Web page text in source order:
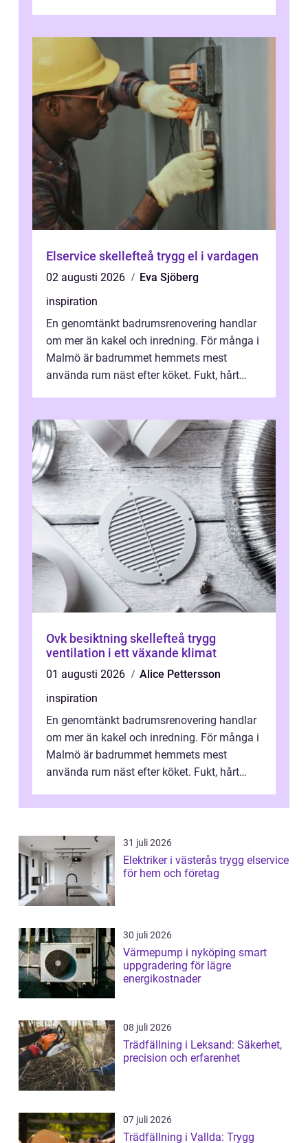
Elservice skellefteå trygg el i vardagen
02 augusti 2026
Eva Sjöberg
inspiration
En genomtänkt badrumsrenovering handlar
om mer än kakel och inredning. För många i
Malmö är badrummet hemmets mest
använda rum näst efter köket. Fukt, hårt
Ovk besiktning skellefteå trygg
ventilation i ett växande klimat
01 augusti 2026
Alice Pettersson
inspiration
En genomtänkt badrumsrenovering handlar
om mer än kakel och inredning. För många i
Malmö är badrummet hemmets mest
använda rum näst efter köket. Fukt, hårt
...
31 juli 2026
Elektriker i västerås trygg elservice
för hem och företag
30 juli 2026
Värmepump i nyköping smart
uppgradering för lägre
energikostnader
08 juli 2026
Trädfällning i Leksand: Säkerhet,
precision och erfarenhet
07 juli 2026
Trädfällning i Vallda: Trygg